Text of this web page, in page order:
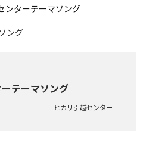
ンターテーマソング
テーマソング
ヒカリ引越センター